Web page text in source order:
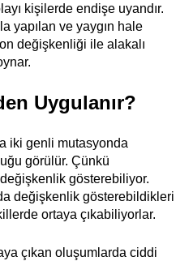
kişilerde endişe uyandır.
yapılan ve yaygın hale
değişkenliği ile alakalı
Uygulanır?
iki genli mutasyonda
görülür. Çünkü
gösterebiliyor.
değişkenlik gösterebildikleri
ortaya çıkabiliyorlar.
çıkan oluşumlarda ciddi